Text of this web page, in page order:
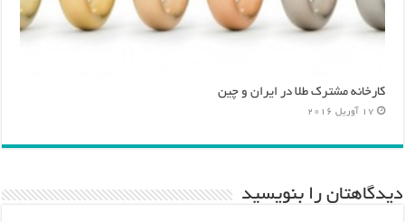
کارخانه‌ مشترک طلا در ایران و چین
17 آوریل 2016
دیدگاهتان را بنویسید